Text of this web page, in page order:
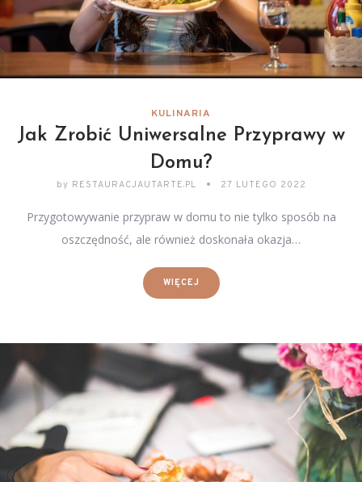
KULINARIA
Jak Zrobić Uniwersalne Przyprawy w
Domu?
by RESTAURACJAUTARTE.PL 27 LUTEGO 2022
Przygotowywanie przypraw w domu to nie tylko sposób na
oszczędność, ale również doskonała okazja…
WIĘCEJ